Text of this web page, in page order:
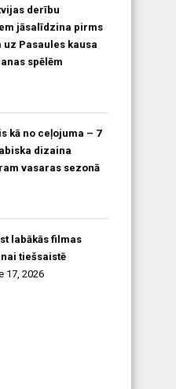
derību
jāsalīdzina pirms
uz Pasaules kausa
spēlēm
kā no ceļojuma – 7
dizaina
vasaras sezonā
labākās filmas
tiešsaistē
17, 2026